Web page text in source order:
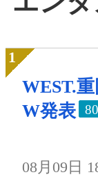
WEST.
W発表
80
08月09日